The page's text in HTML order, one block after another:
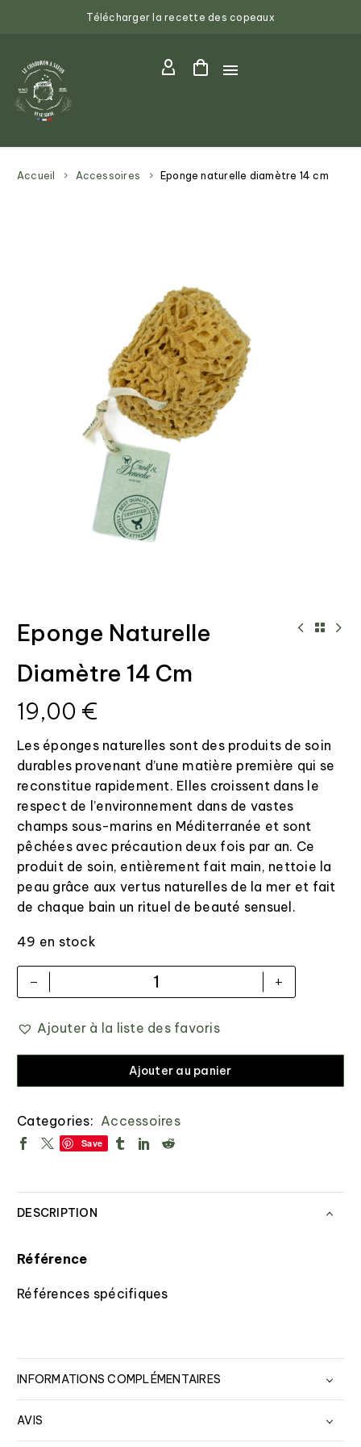
Télécharger la recette des copeaux
Accueil Accessoires Eponge naturelle diamètre 14 cm
Eponge Naturelle
Diamètre 14 Cm
19,00 €
Les éponges naturelles sont des produits de soin
durables provenant d’une matière première qui se
reconstitue rapidement. Elles croissent dans le
respect de l’environnement dans de vastes
champs sous-marins en Méditerranée et sont
pêchées avec précaution deux fois par an. Ce
produit de soin, entièrement fait main, nettoie la
peau grâce aux vertus naturelles de la mer et fait
de chaque bain un rituel de beauté sensuel.
49 en stock
- +
Ajouter au panier
Ajouter à la liste des favoris
Categories: Accessoires
Save
DESCRIPTION
Référence
Références spécifiques
INFORMATIONS COMPLÉMENTAIRES
AVIS